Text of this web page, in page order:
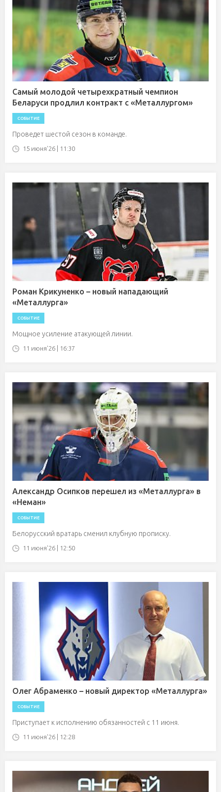
Самый молодой четырехкратный чемпион
Беларуси продлил контракт с «Металлургом»
СОБЫТИЕ
Проведет шестой сезон в команде.
15 июня'26 | 11:30
Роман Крикуненко – новый нападающий
«Металлурга»
СОБЫТИЕ
Мощное усиление атакующей линии.
11 июня'26 | 16:37
Александр Осипков перешел из «Металлурга» в
«Неман»
СОБЫТИЕ
Белорусский вратарь сменил клубную прописку.
11 июня'26 | 12:50
Олег Абраменко – новый директор «Металлурга»
СОБЫТИЕ
Приступает к исполнению обязанностей с 11 июня.
11 июня'26 | 12:28